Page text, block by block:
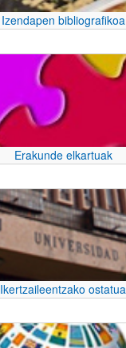
Izendapen bibliografikoa
Erakunde elkartuak
Ikertzaileentzako ostatua